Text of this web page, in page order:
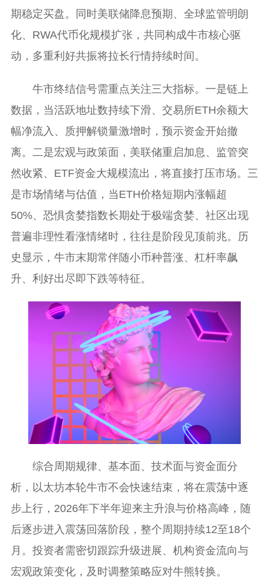
期稳定买盘。同时美联储降息预期、全球监管明朗
化、RWA代币化规模扩张，共同构成牛市核心驱
动，多重利好共振将拉长行情持续时间。
牛市终结信号需重点关注三大指标。一是链上
数据，当活跃地址数持续下滑、交易所ETH余额大
幅净流入、质押解锁量激增时，预示资金开始撤
离。二是宏观与政策面，美联储重启加息、监管突
然收紧、ETF资金大规模流出，将直接打压市场。三
是市场情绪与估值，当ETH价格短期内涨幅超
50%、恐惧贪婪指数长期处于极端贪婪、社区出现
普遍非理性看涨情绪时，往往是阶段见顶前兆。历
史显示，牛市末期常伴随小币种普涨、杠杆率飙
升、利好出尽即下跌等特征。
综合周期规律、基本面、技术面与资金面分
析，以太坊本轮牛市不会快速结束，将在震荡中逐
步上行，2026年下半年迎来主升浪与价格高峰，随
后逐步进入震荡回落阶段，整个周期持续12至18个
月。投资者需密切跟踪升级进展、机构资金流向与
宏观政策变化，及时调整策略应对牛熊转换。